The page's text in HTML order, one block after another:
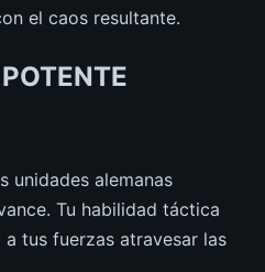
el caos resultante.
unidades alemanas
Tu habilidad táctica
tus fuerzas atravesar las